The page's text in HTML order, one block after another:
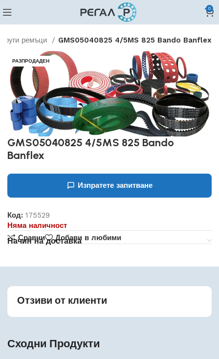
0
Други ремъци GMS05040825 4/5MS 825 Bando Banflex
РАЗПРОДАДЕН
GMS05040825 4/5MS 825 Bando
Banflex
Изпратете запитване
Код:175529
Няма наличност
Сравни
Добави в любими
Начин на доставка
Отзиви от клиенти
Сходни Продукти